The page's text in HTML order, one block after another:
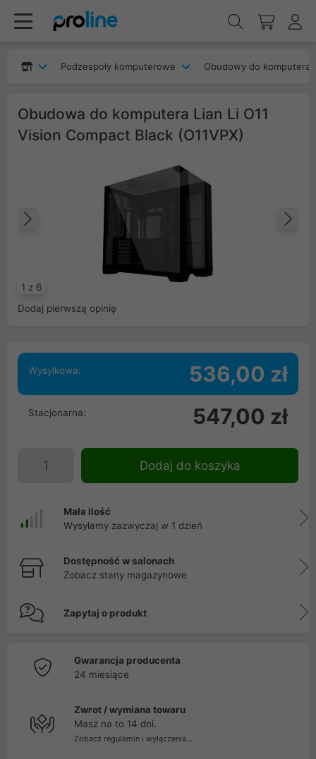
Podzespoły komputerowe Obudowy do komputera
Obudowa do komputera Lian Li O11
Vision Compact Black (O11VPX)
1 z 6
Poprzedni
Dodaj pierwszą opinię
Wysyłkowa: 536,00 zł
Stacjonarna: 547,00 zł
Dodaj do koszyka
Mała ilość
Wysyłamy zazwyczaj w 1 dzień
Dostępność w salonach
Zobacz stany magazynowe
Zapytaj o produkt
Gwarancja producenta
24 miesiące
Zwrot / wymiana towaru
Masz na to 14 dni.
Zobacz regulamin i wyłączenia...